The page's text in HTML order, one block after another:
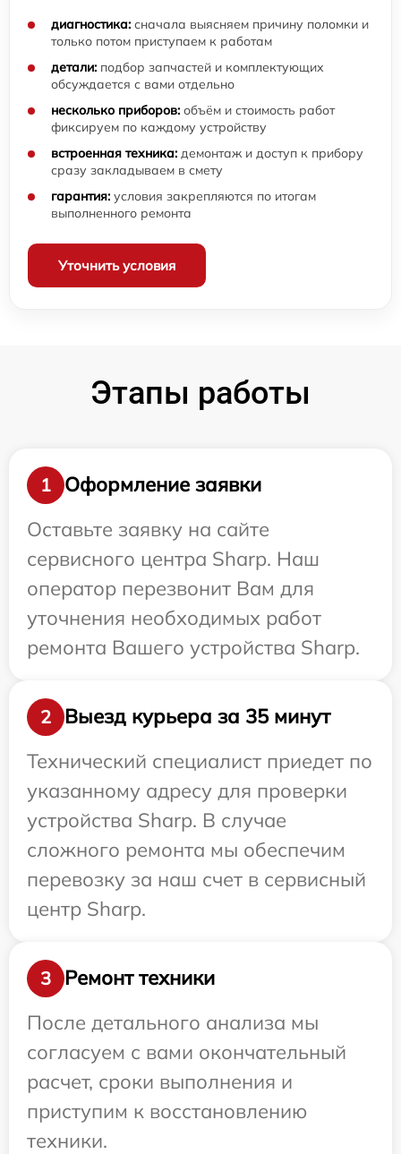
диагностика: сначала выясняем причину поломки и
только потом приступаем к работам
детали: подбор запчастей и комплектующих
обсуждается с вами отдельно
несколько приборов: объём и стоимость работ
фиксируем по каждому устройству
встроенная техника: демонтаж и доступ к прибору
сразу закладываем в смету
гарантия: условия закрепляются по итогам
выполненного ремонта
Уточнить условия
Этапы работы
1
Оформление заявки
Оставьте заявку на сайте
сервисного центра Sharp. Наш
оператор перезвонит Вам для
уточнения необходимых работ
ремонта Вашего устройства Sharp.
2
Выезд курьера за 35 минут
Технический специалист приедет по
указанному адресу для проверки
устройства Sharp. В случае
сложного ремонта мы обеспечим
перевозку за наш счет в сервисный
центр Sharp.
3
Ремонт техники
После детального анализа мы
согласуем с вами окончательный
расчет, сроки выполнения и
приступим к восстановлению
техники.